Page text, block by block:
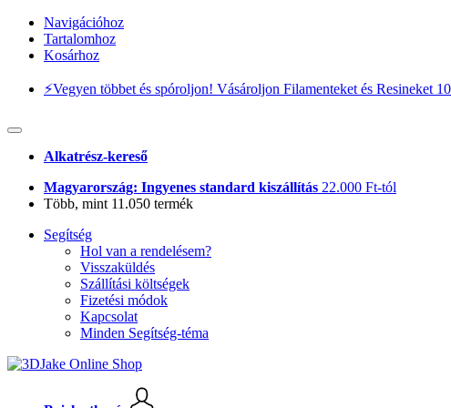
Navigációhoz
Tartalomhoz
Kosárhoz
⚡️Vegyen többet és spóroljon! Vásároljon Filamenteket és Resineket
Alkatrész-kereső
Magyarország: Ingyenes standard kiszállítás 22.000 Ft-tól
Több, mint 11.050 termék
Segítség
Hol van a rendelésem?
Visszaküldés
Szállítási költségek
Fizetési módok
Kapcsolat
Minden Segítség-téma